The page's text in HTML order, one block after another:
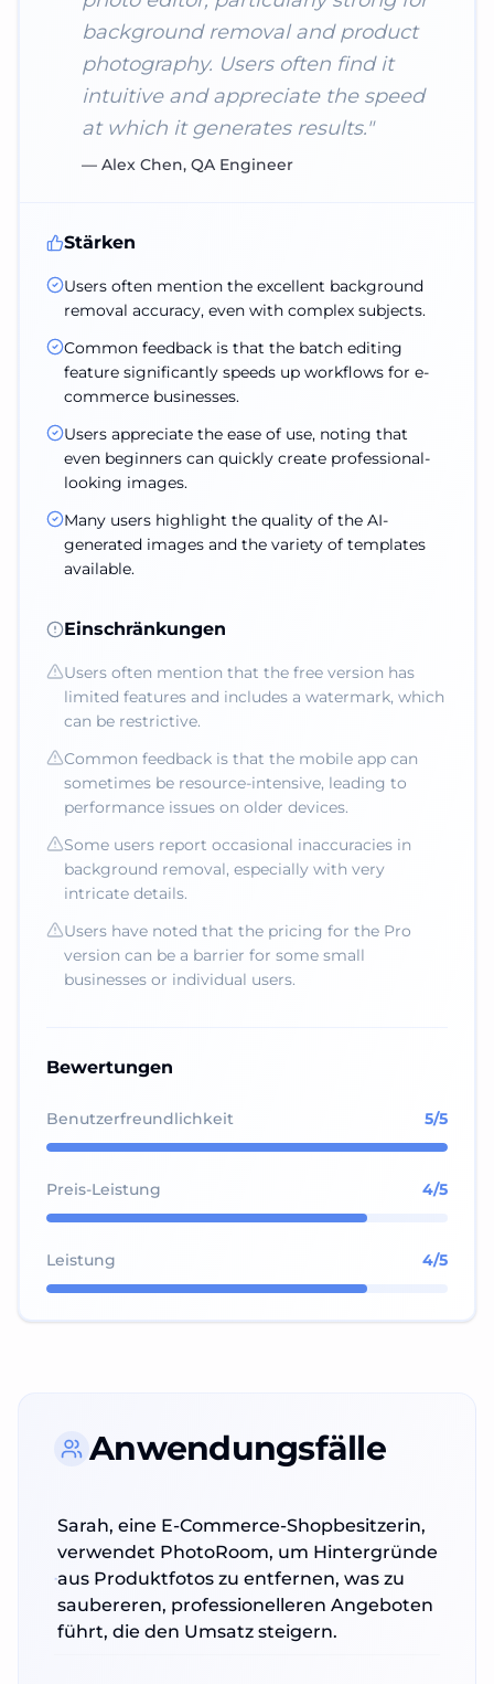
background removal and product
photography. Users often find it
intuitive and appreciate the speed
at which it generates results."
— Alex Chen, QA Engineer
Stärken
Users often mention the excellent background
removal accuracy, even with complex subjects.
Common feedback is that the batch editing
feature significantly speeds up workflows for e-
commerce businesses.
Users appreciate the ease of use, noting that
even beginners can quickly create professional-
looking images.
Many users highlight the quality of the AI-
generated images and the variety of templates
available.
Einschränkungen
Users often mention that the free version has
limited features and includes a watermark, which
can be restrictive.
Common feedback is that the mobile app can
sometimes be resource-intensive, leading to
performance issues on older devices.
Some users report occasional inaccuracies in
background removal, especially with very
intricate details.
Users have noted that the pricing for the Pro
version can be a barrier for some small
businesses or individual users.
Bewertungen
Benutzerfreundlichkeit 5/5
Preis-Leistung 4/5
Leistung 4/5
Anwendungsfälle
Sarah, eine E-Commerce-Shopbesitzerin,
verwendet PhotoRoom, um Hintergründe
aus Produktfotos zu entfernen, was zu
saubereren, professionelleren Angeboten
führt, die den Umsatz steigern.